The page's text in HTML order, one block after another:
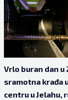
Vrlo buran dan u
sramotna krađa
centru u Jelahu,